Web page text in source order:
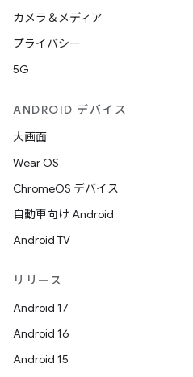
カメラ＆メディア
プライバシー
5G
ANDROID デバイス
大画面
Wear OS
ChromeOS デバイス
自動車向け Android
Android TV
リリース
Android 17
Android 16
Android 15